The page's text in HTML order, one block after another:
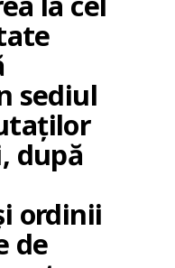
sediul
după
ordinii
de